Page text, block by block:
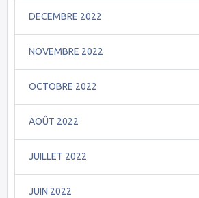
DECEMBRE 2022
NOVEMBRE 2022
OCTOBRE 2022
AOÛT 2022
JUILLET 2022
JUIN 2022